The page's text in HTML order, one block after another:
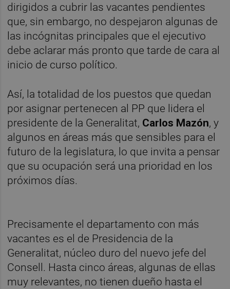
dirigidos a cubrir las vacantes pendientes
que, sin embargo, no despejaron algunas de
las incógnitas principales que el ejecutivo
debe aclarar más pronto que tarde de cara al
inicio de curso político.
Así, la totalidad de los puestos que quedan
por asignar pertenecen al PP que lidera el
presidente de la Generalitat, Carlos Mazón, y
algunos en áreas más que sensibles para el
futuro de la legislatura, lo que invita a pensar
que su ocupación será una prioridad en los
próximos días.
Precisamente el departamento con más
vacantes es el de Presidencia de la
Generalitat, núcleo duro del nuevo jefe del
Consell. Hasta cinco áreas, algunas de ellas
muy relevantes, no tienen dueño hasta el